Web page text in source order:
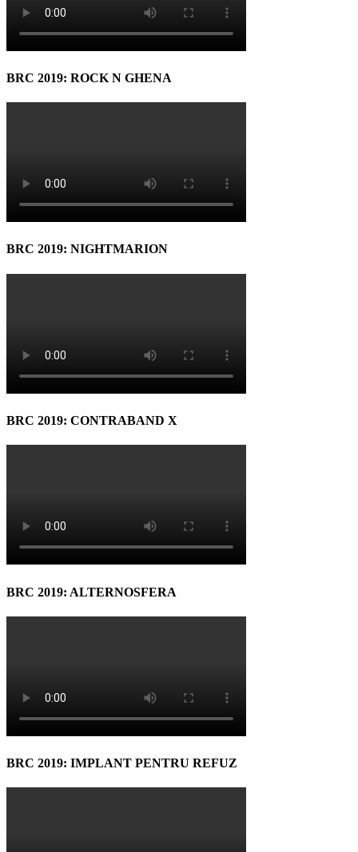
BRC 2019: ROCK N GHENA
BRC 2019: NIGHTMARION
BRC 2019: CONTRABAND X
BRC 2019: ALTERNOSFERA
BRC 2019: IMPLANT PENTRU REFUZ